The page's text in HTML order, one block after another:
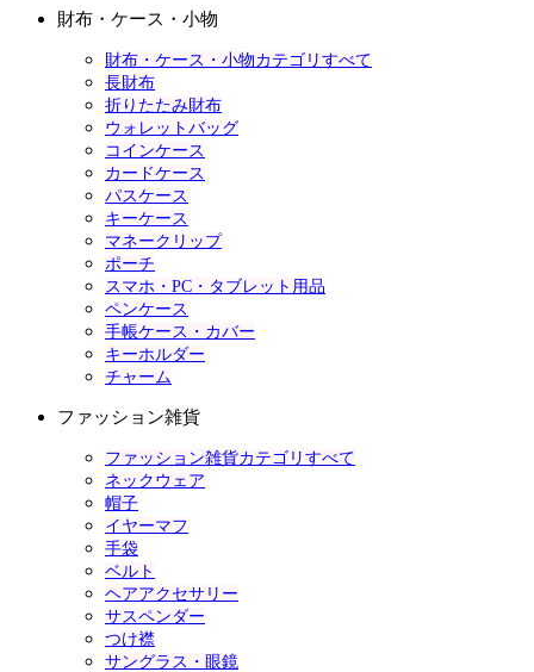
財布・ケース・小物
財布・ケース・小物カテゴリすべて
長財布
折りたたみ財布
ウォレットバッグ
コインケース
カードケース
パスケース
キーケース
マネークリップ
ポーチ
スマホ・PC・タブレット用品
ペンケース
手帳ケース・カバー
キーホルダー
チャーム
ファッション雑貨
ファッション雑貨カテゴリすべて
ネックウェア
帽子
イヤーマフ
手袋
ベルト
ヘアアクセサリー
サスペンダー
つけ襟
サングラス・眼鏡